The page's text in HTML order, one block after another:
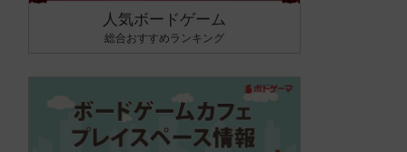
人気ボードゲーム
総合おすすめランキング